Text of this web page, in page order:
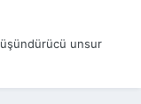
unsur